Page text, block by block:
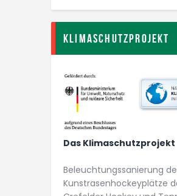
Klimaschutzprojekt
Das Klimaschutzprojekt
Beleuchtungs­­sanierung
Kunstrasen­­hockey­plätze